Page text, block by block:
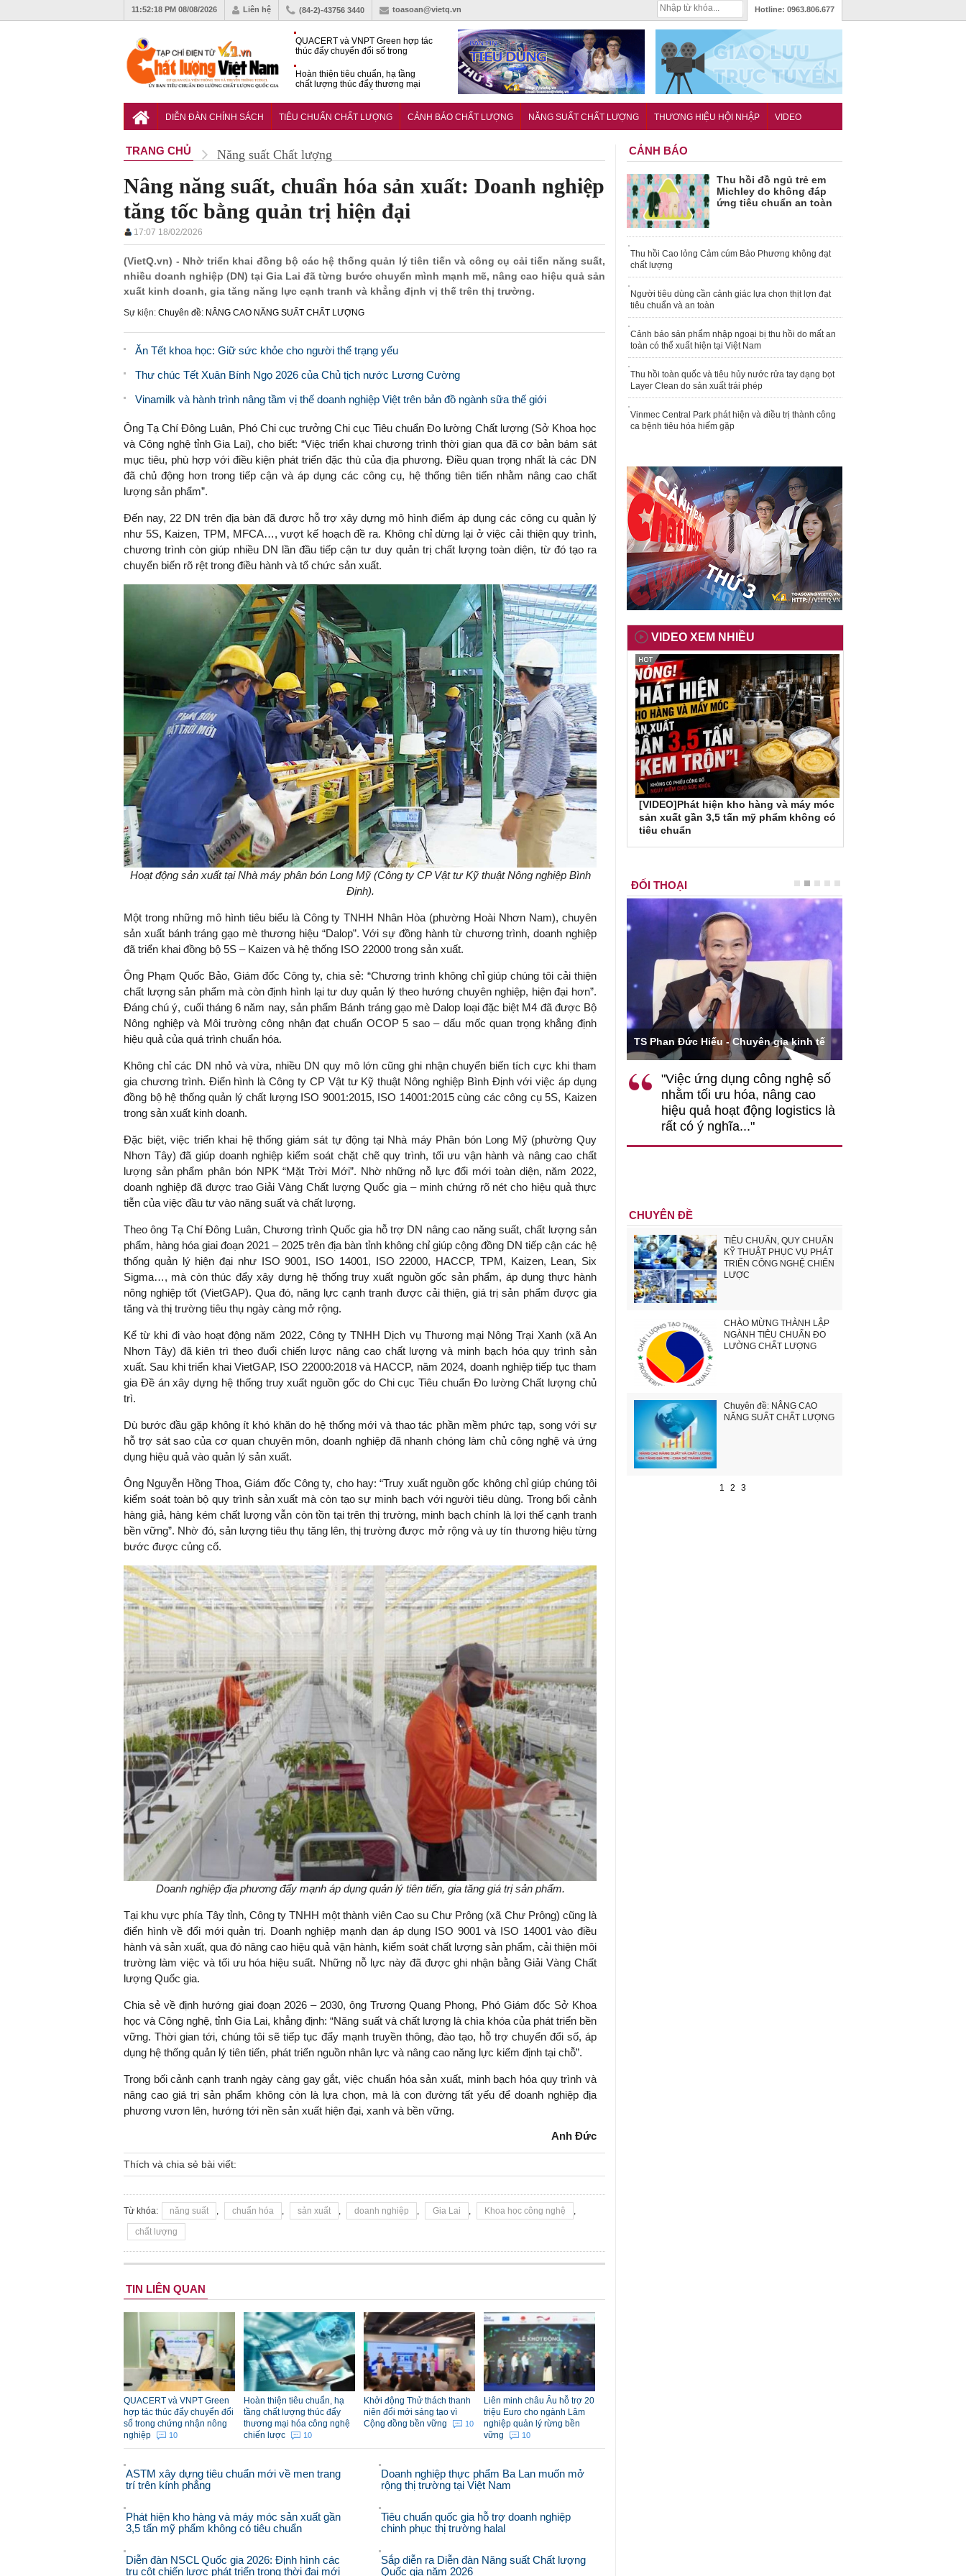
11:52:20 PM 08/08/2026 Liên hệ (84-2)-43756 3440 toasoan@vietq.vn Hotline: 0963.806.677
QUACERT và VNPT Green hợp tác
thúc đẩy chuyển đổi số trong
Hoàn thiện tiêu chuẩn, hạ tầng
chất lượng thúc đẩy thương mại
nghiền di động
DIỄN ĐÀN CHÍNH SÁCH TIÊU CHUẨN CHẤT LƯỢNG CẢNH BÁO CHẤT LƯỢNG NĂNG SUẤT CHẤT LƯỢNG THƯƠNG HIỆU HỘI NHẬP VIDEO
TRANG CHỦ Năng suất Chất lượng
Nâng năng suất, chuẩn hóa sản xuất: Doanh nghiệp
tăng tốc bằng quản trị hiện đại
17:07 18/02/2026
(VietQ.vn) - Nhờ triển khai đồng bộ các hệ thống quản lý tiên tiến và công cụ cải tiến năng suất,
nhiều doanh nghiệp (DN) tại Gia Lai đã từng bước chuyển mình mạnh mẽ, nâng cao hiệu quả sản
xuất kinh doanh, gia tăng năng lực cạnh tranh và khẳng định vị thế trên thị trường.
Sự kiện: Chuyên đề: NÂNG CAO NĂNG SUẤT CHẤT LƯỢNG
Ăn Tết khoa học: Giữ sức khỏe cho người thể trạng yếu
Thư chúc Tết Xuân Bính Ngọ 2026 của Chủ tịch nước Lương Cường
Vinamilk và hành trình nâng tầm vị thế doanh nghiệp Việt trên bản đồ ngành sữa thế giới
Ông Tạ Chí Đông Luân, Phó Chi cục trưởng Chi cục Tiêu chuẩn Đo lường Chất lượng (Sở Khoa học
và Công nghệ tỉnh Gia Lai), cho biết: “Việc triển khai chương trình thời gian qua đã cơ bản bám sát
mục tiêu, phù hợp với điều kiện phát triển đặc thù của địa phương. Điều quan trọng nhất là các DN
đã chủ động hơn trong tiếp cận và áp dụng các công cụ, hệ thống tiên tiến nhằm nâng cao chất
lượng sản phẩm”.
Đến nay, 22 DN trên địa bàn đã được hỗ trợ xây dựng mô hình điểm áp dụng các công cụ quản lý
như 5S, Kaizen, TPM, MFCA…, vượt kế hoạch đề ra. Không chỉ dừng lại ở việc cải thiện quy trình,
chương trình còn giúp nhiều DN lần đầu tiếp cận tư duy quản trị chất lượng toàn diện, từ đó tạo ra
chuyển biến rõ rệt trong điều hành và tổ chức sản xuất.
Hoạt động sản xuất tại Nhà máy phân bón Long Mỹ (Công ty CP Vật tư Kỹ thuật Nông nghiệp Bình
Định).
Một trong những mô hình tiêu biểu là Công ty TNHH Nhân Hòa (phường Hoài Nhơn Nam), chuyên
sản xuất bánh tráng gạo mè thương hiệu “Dalop”. Với sự đồng hành từ chương trình, doanh nghiệp
đã triển khai đồng bộ 5S – Kaizen và hệ thống ISO 22000 trong sản xuất.
Ông Phạm Quốc Bảo, Giám đốc Công ty, chia sẻ: “Chương trình không chỉ giúp chúng tôi cải thiện
chất lượng sản phẩm mà còn định hình lại tư duy quản lý theo hướng chuyên nghiệp, hiện đại hơn”.
Đáng chú ý, cuối tháng 6 năm nay, sản phẩm Bánh tráng gạo mè Dalop loại đặc biệt M4 đã được Bộ
Nông nghiệp và Môi trường công nhận đạt chuẩn OCOP 5 sao – dấu mốc quan trọng khẳng định
hiệu quả của quá trình chuẩn hóa.
Không chỉ các DN nhỏ và vừa, nhiều DN quy mô lớn cũng ghi nhận chuyển biến tích cực khi tham
gia chương trình. Điển hình là Công ty CP Vật tư Kỹ thuật Nông nghiệp Bình Định với việc áp dụng
đồng bộ hệ thống quản lý chất lượng ISO 9001:2015, ISO 14001:2015 cùng các công cụ 5S, Kaizen
trong sản xuất kinh doanh.
Đặc biệt, việc triển khai hệ thống giám sát tự động tại Nhà máy Phân bón Long Mỹ (phường Quy
Nhơn Tây) đã giúp doanh nghiệp kiểm soát chặt chẽ quy trình, tối ưu vận hành và nâng cao chất
lượng sản phẩm phân bón NPK “Mặt Trời Mới”. Nhờ những nỗ lực đổi mới toàn diện, năm 2022,
doanh nghiệp đã được trao Giải Vàng Chất lượng Quốc gia – minh chứng rõ nét cho hiệu quả thực
tiễn của việc đầu tư vào năng suất và chất lượng.
Theo ông Tạ Chí Đông Luân, Chương trình Quốc gia hỗ trợ DN nâng cao năng suất, chất lượng sản
phẩm, hàng hóa giai đoạn 2021 – 2025 trên địa bàn tỉnh không chỉ giúp cộng đồng DN tiếp cận các hệ
thống quản lý hiện đại như ISO 9001, ISO 14001, ISO 22000, HACCP, TPM, Kaizen, Lean, Six
Sigma…, mà còn thúc đẩy xây dựng hệ thống truy xuất nguồn gốc sản phẩm, áp dụng thực hành
nông nghiệp tốt (VietGAP). Qua đó, năng lực cạnh tranh được cải thiện, giá trị sản phẩm được gia
tăng và thị trường tiêu thụ ngày càng mở rộng.
Kể từ khi đi vào hoạt động năm 2022, Công ty TNHH Dịch vụ Thương mại Nông Trại Xanh (xã An
Nhơn Tây) đã kiên trì theo đuổi chiến lược nâng cao chất lượng và minh bạch hóa quy trình sản
xuất. Sau khi triển khai VietGAP, ISO 22000:2018 và HACCP, năm 2024, doanh nghiệp tiếp tục tham
gia Đề án xây dựng hệ thống truy xuất nguồn gốc do Chi cục Tiêu chuẩn Đo lường Chất lượng chủ
trì.
Dù bước đầu gặp không ít khó khăn do hệ thống mới và thao tác phần mềm phức tạp, song với sự
hỗ trợ sát sao của cơ quan chuyên môn, doanh nghiệp đã nhanh chóng làm chủ công nghệ và ứng
dụng hiệu quả vào quản lý sản xuất.
Ông Nguyễn Hồng Thoa, Giám đốc Công ty, cho hay: “Truy xuất nguồn gốc không chỉ giúp chúng tôi
kiểm soát toàn bộ quy trình sản xuất mà còn tạo sự minh bạch với người tiêu dùng. Trong bối cảnh
hàng giả, hàng kém chất lượng vẫn còn tồn tại trên thị trường, minh bạch chính là lợi thế cạnh tranh
bền vững”. Nhờ đó, sản lượng tiêu thụ tăng lên, thị trường được mở rộng và uy tín thương hiệu từng
bước được củng cố.
Doanh nghiệp địa phương đẩy mạnh áp dụng quản lý tiên tiến, gia tăng giá trị sản phẩm.
Tại khu vực phía Tây tỉnh, Công ty TNHH một thành viên Cao su Chư Prông (xã Chư Prông) cũng là
điển hình về đổi mới quản trị. Doanh nghiệp mạnh dạn áp dụng ISO 9001 và ISO 14001 vào điều
hành và sản xuất, qua đó nâng cao hiệu quả vận hành, kiểm soát chất lượng sản phẩm, cải thiện môi
trường làm việc và tối ưu hóa hiệu suất. Những nỗ lực này đã được ghi nhận bằng Giải Vàng Chất
lượng Quốc gia.
Chia sẻ về định hướng giai đoạn 2026 – 2030, ông Trương Quang Phong, Phó Giám đốc Sở Khoa
học và Công nghệ, tỉnh Gia Lai, khẳng định: “Năng suất và chất lượng là chìa khóa của phát triển bền
vững. Thời gian tới, chúng tôi sẽ tiếp tục đẩy mạnh truyền thông, đào tạo, hỗ trợ chuyển đổi số, áp
dụng hệ thống quản lý tiên tiến, phát triển nguồn nhân lực và nâng cao năng lực kiểm định tại chỗ”.
Trong bối cảnh cạnh tranh ngày càng gay gắt, việc chuẩn hóa sản xuất, minh bạch hóa quy trình và
nâng cao giá trị sản phẩm không còn là lựa chọn, mà là con đường tất yếu để doanh nghiệp địa
phương vươn lên, hướng tới nền sản xuất hiện đại, xanh và bền vững.
Anh Đức
Thích và chia sẻ bài viết:
Từ khóa: năng suất , chuẩn hóa , sản xuất , doanh nghiệp , Gia Lai , Khoa học công nghệ ,
chất lượng
TIN LIÊN QUAN
QUACERT và VNPT Green
hợp tác thúc đẩy chuyển đổi
số trong chứng nhận nông
nghiệp
10
Hoàn thiện tiêu chuẩn, hạ
tầng chất lượng thúc đẩy
thương mại hóa công nghệ
chiến lược
10
Khởi động Thử thách thanh
niên đổi mới sáng tạo vì
Cộng đồng bền vững
10
Liên minh châu Âu hỗ trợ 20
triệu Euro cho ngành Lâm
nghiệp quản lý rừng bền
vững
10
ASTM xây dựng tiêu chuẩn mới về men trang
trí trên kính phẳng
Phát hiện kho hàng và máy móc sản xuất gần
3,5 tấn mỹ phẩm không có tiêu chuẩn
Diễn đàn NSCL Quốc gia 2026: Định hình các
trụ cột chiến lược phát triển trong thời đại mới
Doanh nghiệp thực phẩm Ba Lan muốn mở
rộng thị trường tại Việt Nam
Tiêu chuẩn quốc gia hỗ trợ doanh nghiệp
chinh phục thị trường halal
Sắp diễn ra Diễn đàn Năng suất Chất lượng
Quốc gia năm 2026
CẢNH BÁO
Thu hồi đồ ngủ trẻ em
Michley do không đáp
ứng tiêu chuẩn an toàn
Thu hồi Cao lỏng Cảm cúm Bảo Phương không đạt
chất lượng
Người tiêu dùng cần cảnh giác lựa chọn thịt lợn đạt
tiêu chuẩn và an toàn
Cảnh báo sản phẩm nhập ngoại bị thu hồi do mất an
toàn có thể xuất hiện tại Việt Nam
Thu hồi toàn quốc và tiêu hủy nước rửa tay dạng bọt
Layer Clean do sản xuất trái phép
Vinmec Central Park phát hiện và điều trị thành công
ca bệnh tiêu hóa hiếm gặp
VIDEO XEM NHIỀU
[VIDEO]Phát hiện kho hàng và máy móc
sản xuất gần 3,5 tấn mỹ phẩm không có
tiêu chuẩn
ĐỐI THOẠI
TS. Nguyễn Đức Độ - Phó Viện trưởng
Viện Kinh tế Tài chính
"Có rất nhiều việc phải làm
ngay từ bây giờ và trên thực tế
đang được tiến hành như tăng
nghệ; ban hành các cơ chế
khuyến khích đổi mới sáng tạo,
khởi nghiệp..."
Việc sử dụng hiệu quả chính
sách tài khóa không chỉ mang ý
tăng trưởng bền vững dài hạn.
TS Phan Đức Hiếu - Chuyên gia kinh tế
"Việc ứng dụng công nghệ số
nhằm tối ưu hóa, nâng cao
hiệu quả hoạt động logistics là
rất có ý nghĩa..."
CHUYÊN ĐỀ
TIÊU CHUẨN, QUY CHUẨN
KỸ THUẬT PHỤC VỤ PHÁT
TRIỂN CÔNG NGHỆ CHIẾN
LƯỢC
CHÀO MỪNG THÀNH LẬP
NGÀNH TIÊU CHUẨN ĐO
LƯỜNG CHẤT LƯỢNG
Chuyên đề: NÂNG CAO
NĂNG SUẤT CHẤT LƯỢNG
1 2 3